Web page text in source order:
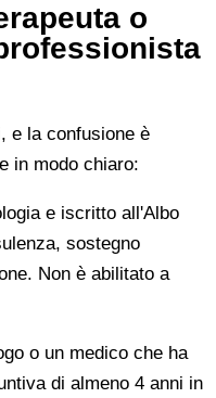
o
e la confusione è
in modo chiaro:
e iscritto all'Albo
sostegno
Non è abilitato a
o un medico che ha
di almeno 4 anni in